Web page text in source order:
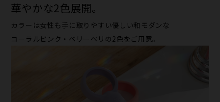
華やかな​2色展開。
カラーは​女性も​手に​取りやすい優しい​和モダンな
コーラルピンク・ベリーペリの​2色を​ご用意。